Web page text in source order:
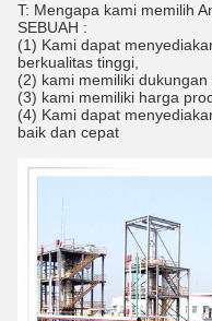
T: Mengapa kami memilih
SEBUAH :
(1) Kami dapat
berkualitas tinggi,
(2) kami memiliki
(3) kami memiliki harga
(4) Kami dapat
baik dan cepat